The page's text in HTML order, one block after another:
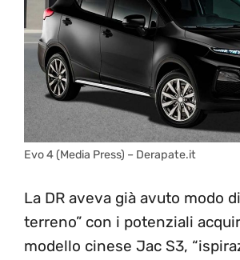
Evo 4 (Media Press) – Derapate.it
La DR aveva già avuto modo
terreno” con i potenziali
modello cinese Jac S3,